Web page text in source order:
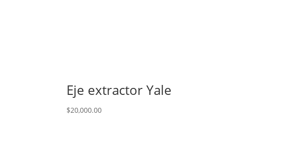
Eje extractor Yale
$20,000.00